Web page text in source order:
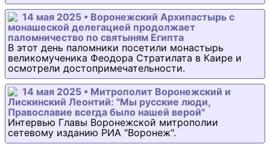
14 мая 2025 • Воронежский Архипастырь с
монашеской делегацией продолжает
паломничество по святыням Египта
В этот день паломники посетили монастырь
великомученика Феодора Стратилата в Каире и
осмотрели достопримечательности.
14 мая 2025 • Митрополит Воронежский и
Лискинский Леонтий: "Мы русские люди,
Православие всегда было нашей верой"
Интервью Главы Воронежской митрополии
сетевому изданию РИА "Воронеж".